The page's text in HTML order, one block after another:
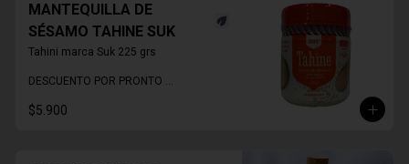
MANTEQUILLA DE
SÉSAMO TAHINE SUK
Tahini marca Suk 225 grs
DESCUENTO POR PRONTO
$5.900